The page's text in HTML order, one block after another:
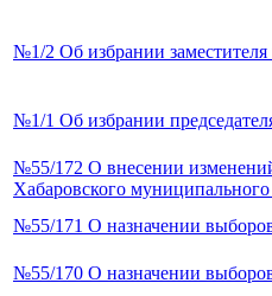
№1/2 Об избрании заместителя
№1/1 Об избрании
№55/172 О внесении
Хабаровского
№55/171 О назначении выборов
№55/170 О назначении